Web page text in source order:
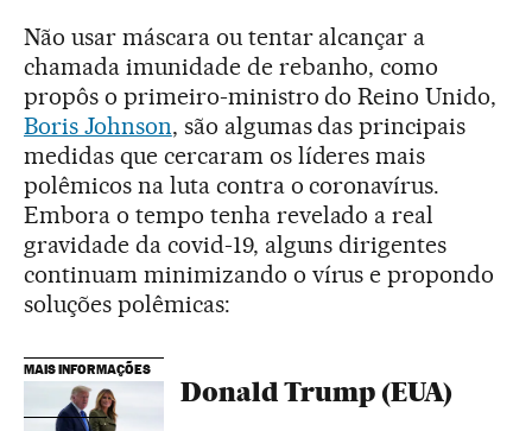
Não usar máscara ou tentar alcançar a
chamada imunidade de rebanho, como
propôs o primeiro-ministro do Reino Unido,
Boris Johnson, são algumas das principais
medidas que cercaram os líderes mais
polêmicos na luta contra o coronavírus.
Embora o tempo tenha revelado a real
gravidade da covid-19, alguns dirigentes
continuam minimizando o vírus e propondo
soluções polêmicas:
MAIS INFORMAÇÕES
Donald Trump (EUA)